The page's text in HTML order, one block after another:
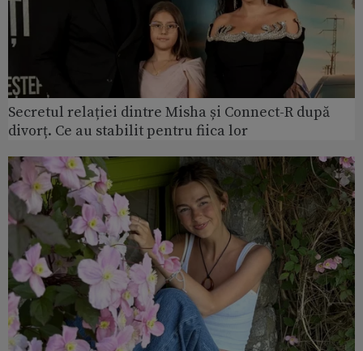
Secretul relației dintre Misha și Connect-R după
divorț. Ce au stabilit pentru fiica lor